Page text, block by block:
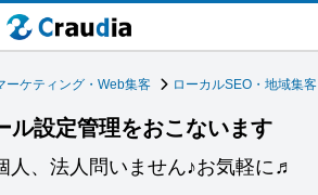
ーケティング・Web集客 ローカルSEO・地域集客
設定管理をおこないます
、法人問いません♪お気軽に♬